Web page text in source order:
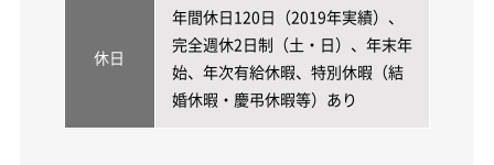
休日
年間休日120日（2019年実績）、
完全週休2日制（土・日）、年末年
始、年次有給休暇、特別休暇（結
婚休暇・慶弔休暇等）あり